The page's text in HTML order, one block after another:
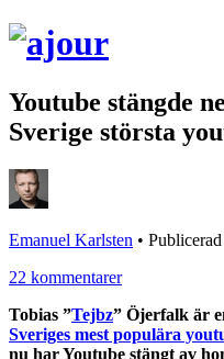
Youtube stängde
Sverige största
Emanuel Karlsten •
22 kommentarer
Tobias ”Tejbz” Öjerfalk är
Sveriges mest populära
nu har Youtube stängt av